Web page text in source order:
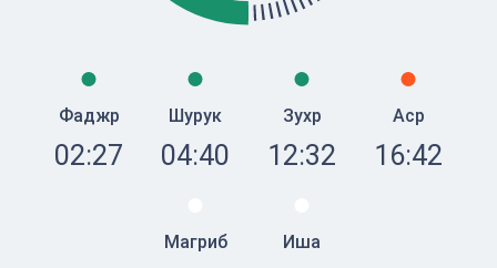
Фаджр
02:27
Шурук
04:40
Зухр
12:32
Аср
16:42
Магриб Иша